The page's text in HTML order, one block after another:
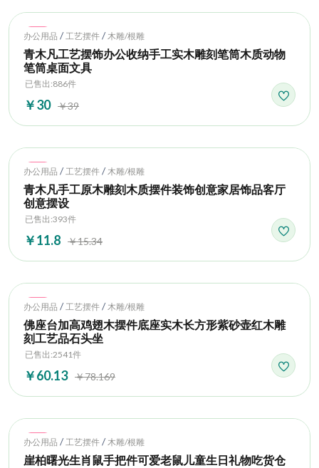
Hot
办公用品 / 工艺摆件 / 木雕/根雕
青木凡工艺摆饰办公收纳手工实木雕刻笔筒木质动物
笔筒桌面文具
已售出:886件
￥30 ￥39
Hot
办公用品 / 工艺摆件 / 木雕/根雕
青木凡手工原木雕刻木质摆件装饰创意家居饰品客厅
创意摆设
已售出:393件
￥11.8 ￥15.34
Hot
办公用品 / 工艺摆件 / 木雕/根雕
佛座台加高鸡翅木摆件底座实木长方形紫砂壶红木雕
刻工艺品石头坐
已售出:2541件
￥60.13 ￥78.169
Hot
办公用品 / 工艺摆件 / 木雕/根雕
崖柏曙光生肖鼠手把件可爱老鼠儿童生日礼物吃货仓